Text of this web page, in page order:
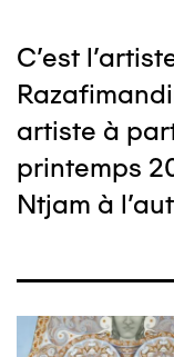
C'est
artiste à
printemps
Ntjam à